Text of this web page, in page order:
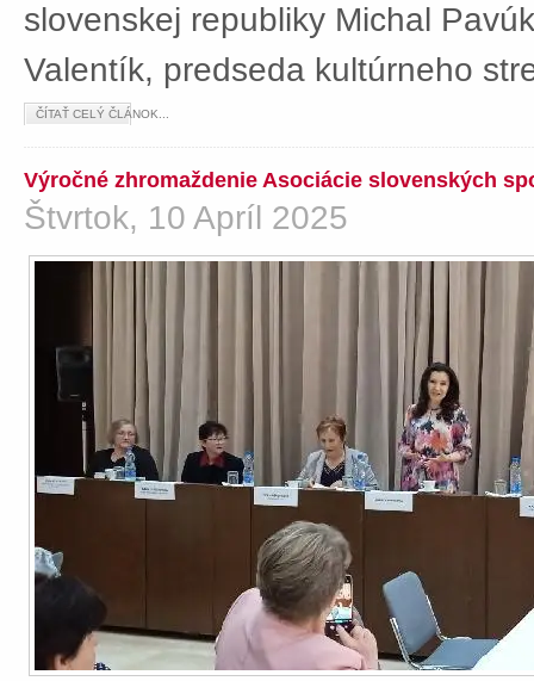
slovenskej republiky Michal
Valentík, predseda kultúrneho
ČÍTAŤ CELÝ ČLÁNOK...
Výročné zhromaždenie Asociácie slovenských
Štvrtok, 10 Apríl 2025